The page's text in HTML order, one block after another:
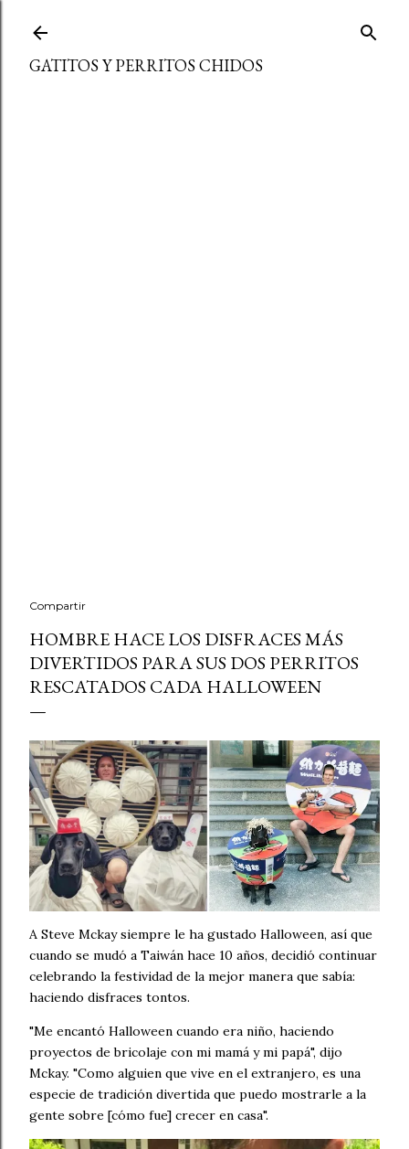
GATITOS Y PERRITOS CHIDOS
Compartir
HOMBRE HACE LOS DISFRACES MÁS
DIVERTIDOS PARA SUS DOS PERRITOS
RESCATADOS CADA HALLOWEEN
A Steve Mckay siempre le ha gustado Halloween, así que
cuando se mudó a Taiwán hace 10 años, decidió continuar
celebrando la festividad de la mejor manera que sabía:
haciendo disfraces tontos.
"Me encantó Halloween cuando era niño, haciendo
proyectos de bricolaje con mi mamá y mi papá", dijo
Mckay. "Como alguien que vive en el extranjero, es una
especie de tradición divertida que puedo mostrarle a la
gente sobre [cómo fue] crecer en casa".